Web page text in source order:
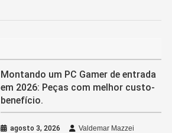
Montando um PC Gamer de entrada
em 2026: Peças com melhor custo-
benefício.
agosto 3, 2026 Valdemar Mazzei